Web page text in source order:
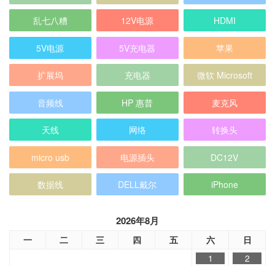
乱七八糟 12V电源 HDMI
5V电源 5V充电器 苹果
扩展坞 充电器 微软 Microsoft
音频线 HP 惠普 麦克风
天线 网络 转换头
micro usb 电源插头 DC12V
数据线 DELL戴尔 iPhone
2026年8月
一 二 三 四 五 六 日
1
2